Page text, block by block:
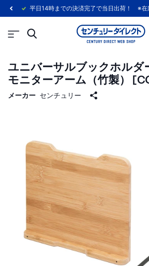
ユニバーサルブックホルダ
モニターアーム（竹製）
メーカー センチュリー